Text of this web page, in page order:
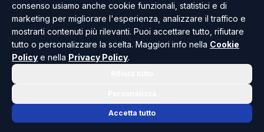
consenso usiamo anche cookie funzionali, statistici e di
marketing per migliorare l'esperienza, analizzare il traffico e
mostrarti contenuti più rilevanti. Puoi accettare tutto, rifiutare
tutto o personalizzare la scelta. Maggiori info nella Cookie
Policy e nella Privacy Policy.
Accetta tutto